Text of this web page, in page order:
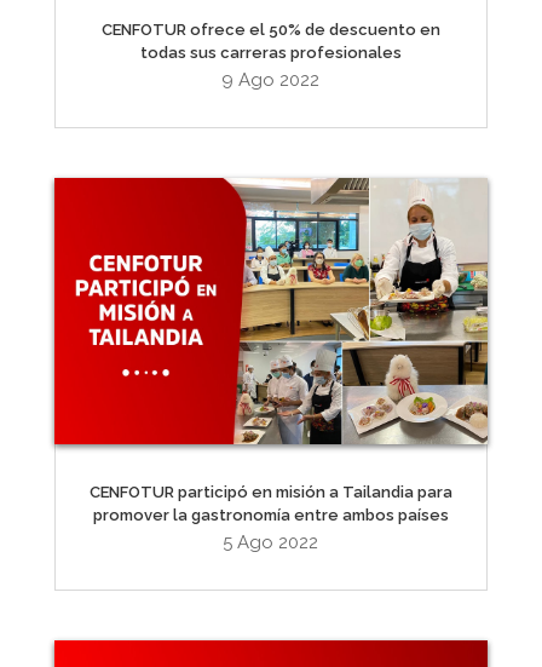
CENFOTUR ofrece el 50% de descuento en
todas sus carreras profesionales
9 Ago 2022
CENFOTUR participó en misión a Tailandia para
promover la gastronomía entre ambos países
5 Ago 2022